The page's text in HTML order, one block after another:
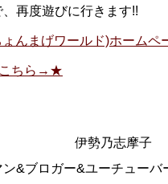
再度遊びに行きます!!
ょんまげワールド)ホーム
こちら→★
伊勢乃志摩子
&ブロガー&ユーチューバ